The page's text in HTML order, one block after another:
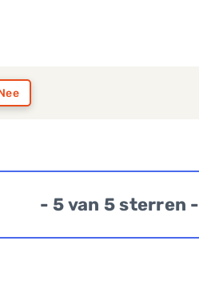
- 5 van 5 sterren -